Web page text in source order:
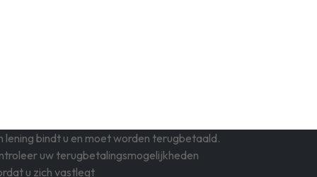
lening bindt u en moet worden terugbetaald.
uw terugbetalingsmogelijkheden
u zich vastlegt